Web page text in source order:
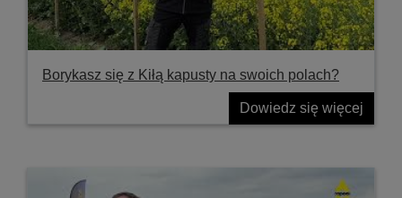
Borykasz się z Kiłą kapusty na swoich polach?
Dowiedz się więcej